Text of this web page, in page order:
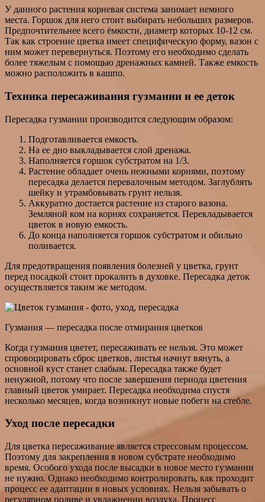
У данного растения корневая система занимает немного
места. Горшок для него стоит выбирать небольших размеров.
Предпочтительнее всего ёмкости, диаметр которых 10-12 см.
Так как строение цветка имеет специфическую форму, вазон с
ним может перевернуться. Поэтому его необходимо сделать
более тяжелым с помощью дренажных камней. Также емкость
можно расположить в кашпо.
Техника пересаживания гузмании и ее деток
Пересадка гузмании производится следующим образом:
Подготавливается емкость.
На ее дно выкладывается слой дренажа.
Наполняется горшок субстратом на 1/3.
Растение обладает очень нежными корнями, поэтому
пересадка делается перевалочным методом. Заглублять
шейку и утрамбовывать грунт нельзя.
Аккуратно достается растение из старого вазона.
Земляной ком на корнях сохраняется. Перекладывается
цветок в новую емкость.
До конца наполняется горшок субстратом и обильно
поливается.
Для предотвращения появления болезней у цветка, грунт
перед посадкой стоит прокалить в духовке. Пересадка деток
осуществляется таким же методом.
Гузмания — пересадка после отмирания цветков
Когда гузмания цветет, пересаживать ее нельзя. Это может
спровоцировать сброс цветков, листья начнут вянуть, а
основной куст станет слабым. Пересадка также будет
ненужной, потому что после завершения периода цветения
главный цветок умирает. Пересадка необходима спустя
несколько месяцев, когда возникнут новые побеги на стебле.
Уход после пересадки
Для цветка пересаживание является стрессовым процессом.
Поэтому для закрепления в новом субстрате необходимо
время. Особого ухода после высадки в новое место гузмании
не нужно. Однако необходимо контролировать, как проходит
процесс ее адаптации в новых условиях. Нельзя забывать о
регулярном поливе и увлажнении воздуха. Процесс